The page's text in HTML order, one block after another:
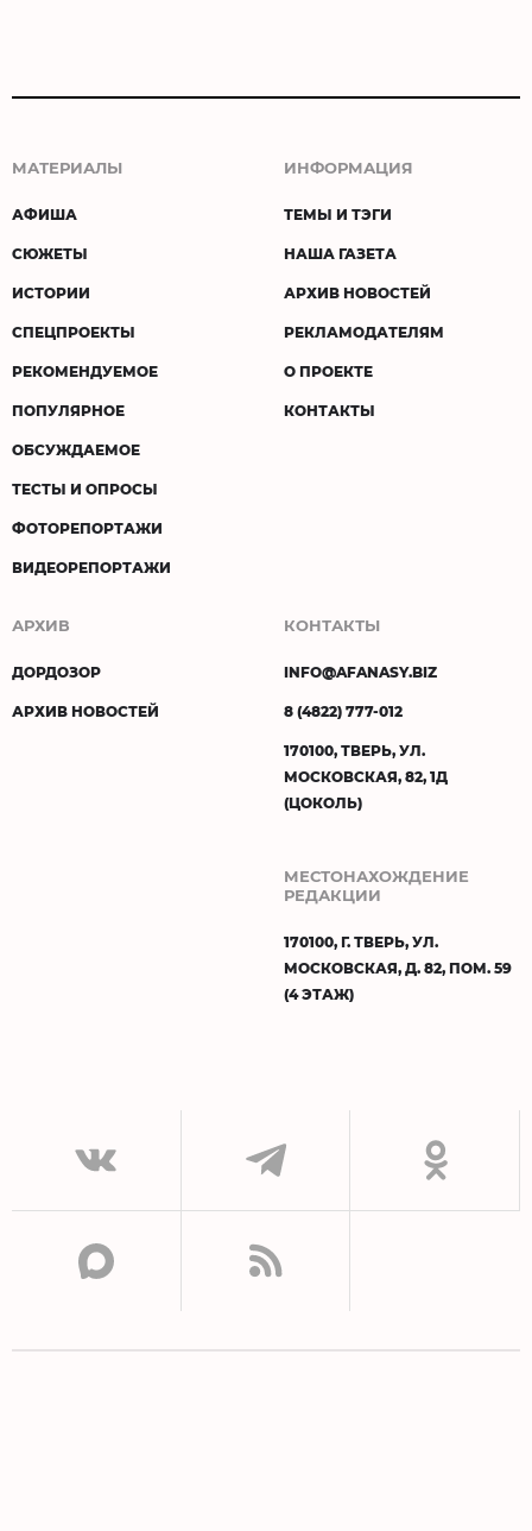
МАТЕРИАЛЫ
АФИША
СЮЖЕТЫ
ИСТОРИИ
СПЕЦПРОЕКТЫ
РЕКОМЕНДУЕМОЕ
ПОПУЛЯРНОЕ
ОБСУЖДАЕМОЕ
ТЕСТЫ И ОПРОСЫ
ФОТОРЕПОРТАЖИ
ВИДЕОРЕПОРТАЖИ
ИНФОРМАЦИЯ
ТЕМЫ И ТЭГИ
НАША ГАЗЕТА
АРХИВ НОВОСТЕЙ
РЕКЛАМОДАТЕЛЯМ
О ПРОЕКТЕ
КОНТАКТЫ
АРХИВ
ДОРДОЗОР
АРХИВ НОВОСТЕЙ
КОНТАКТЫ
INFO@AFANASY.BIZ
8 (4822) 777-012
170100, ТВЕРЬ, УЛ.
МОСКОВСКАЯ, 82, 1Д
(ЦОКОЛЬ)
МЕСТОНАХОЖДЕНИЕ
РЕДАКЦИИ
170100, Г. ТВЕРЬ, УЛ.
МОСКОВСКАЯ, Д. 82, ПОМ. 59
(4 ЭТАЖ)